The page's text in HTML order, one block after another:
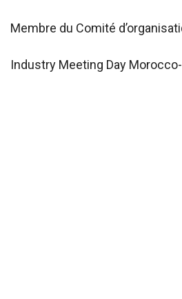
Membre du Comité
Industry Meeting Day